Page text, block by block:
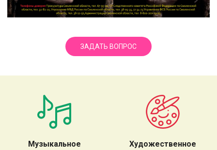
ЗАДАТЬ ВОПРОС
Музыкальное
Художественное